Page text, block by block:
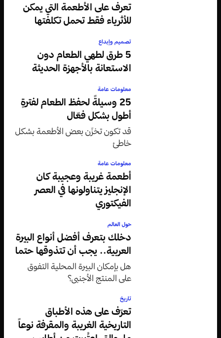
تعرف على الأطعمة التي يمكن
للأثرياء فقط تحمل تكلفتها
تصميم وإبداع
5 طرق لطهي الطعام دون
الاستعانة بالأجهزة الحديثة
معلومات عامة
25 وسيلةً لحفظ الطعام لفترةٍ
أطول بشكل فعّال
قد تكون تخزّن بعض الأطعمة بشكل
خاطئ
معلومات عامة
أطعمة غريبة وعجيبة كان
الإنجليز يتناولونها في العصر
الفيكتوري
حول العالم
دخلك بتعرف أفضل أنواع البيرة
العربية.. يجب أن تتذوقها حتما
هل بإمكان البيرة المحلية التفوق
على المنتج الأجنبي؟
تاريخ
تعرّف على هذه الأطباق
التاريخية الغريبة والمقرفة نوعاً